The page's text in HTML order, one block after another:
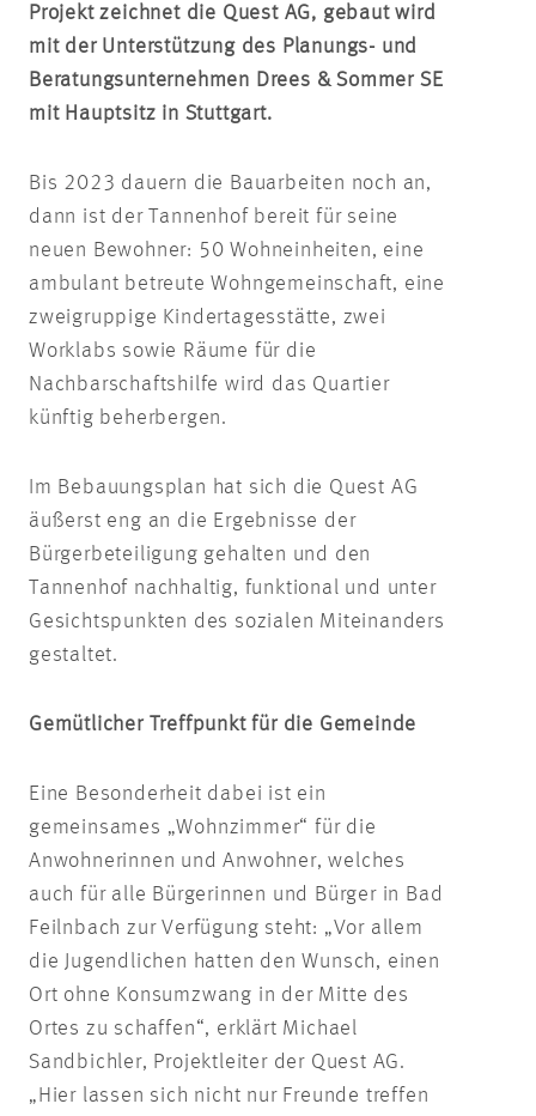
Projekt zeichnet die Quest AG, gebaut wird
mit der Unterstützung des Planungs- und
Beratungsunternehmen Drees & Sommer SE
mit Hauptsitz in Stuttgart.
Bis 2023 dauern die Bauarbeiten noch an,
dann ist der Tannenhof bereit für seine
neuen Bewohner: 50 Wohneinheiten, eine
ambulant betreute Wohngemeinschaft, eine
zweigruppige Kindertagesstätte, zwei
Worklabs sowie Räume für die
Nachbarschaftshilfe wird das Quartier
künftig beherbergen.
Im Bebauungsplan hat sich die Quest AG
äußerst eng an die Ergebnisse der
Bürgerbeteiligung gehalten und den
Tannenhof nachhaltig, funktional und unter
Gesichtspunkten des sozialen Miteinanders
gestaltet.
Gemütlicher Treffpunkt für die Gemeinde
Eine Besonderheit dabei ist ein
gemeinsames „Wohnzimmer“ für die
Anwohnerinnen und Anwohner, welches
auch für alle Bürgerinnen und Bürger in Bad
Feilnbach zur Verfügung steht: „Vor allem
die Jugendlichen hatten den Wunsch, einen
Ort ohne Konsumzwang in der Mitte des
Ortes zu schaffen“, erklärt Michael
Sandbichler, Projektleiter der Quest AG.
„Hier lassen sich nicht nur Freunde treffen